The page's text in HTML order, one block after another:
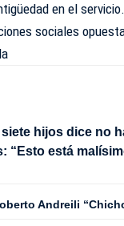
en el servicio.
sociales
siete hijos dice no
“Esto está
Andreili